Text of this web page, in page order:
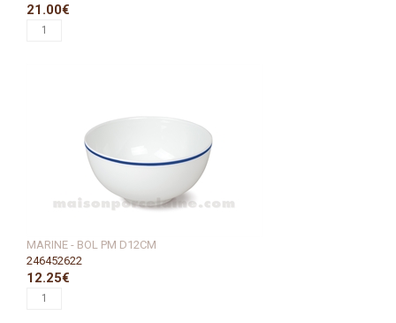
21.00€
MARINE - BOL PM D12CM
246452622
12.25€